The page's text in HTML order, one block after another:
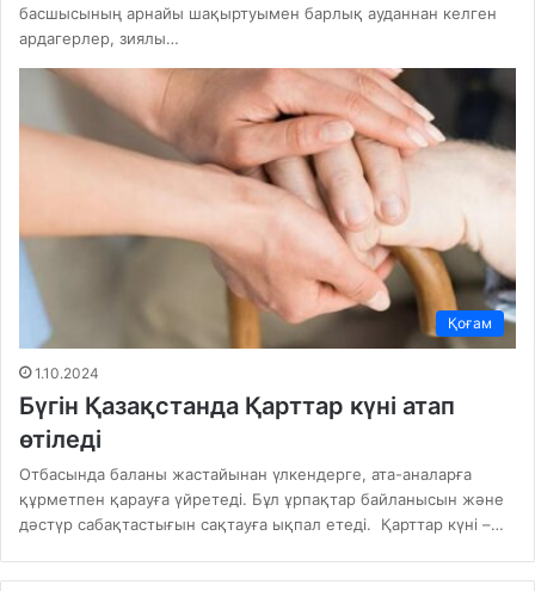
басшысының арнайы шақыртуымен барлық ауданнан келген
ардагерлер, зиялы…
Қоғам
1.10.2024
Бүгін Қазақстанда Қарттар күні атап
өтіледі
Отбасында баланы жастайынан үлкендерге, ата-аналарға
құрметпен қарауға үйретеді. Бұл ұрпақтар байланысын және
дәстүр сабақтастығын сақтауға ықпал етеді. Қарттар күні –…